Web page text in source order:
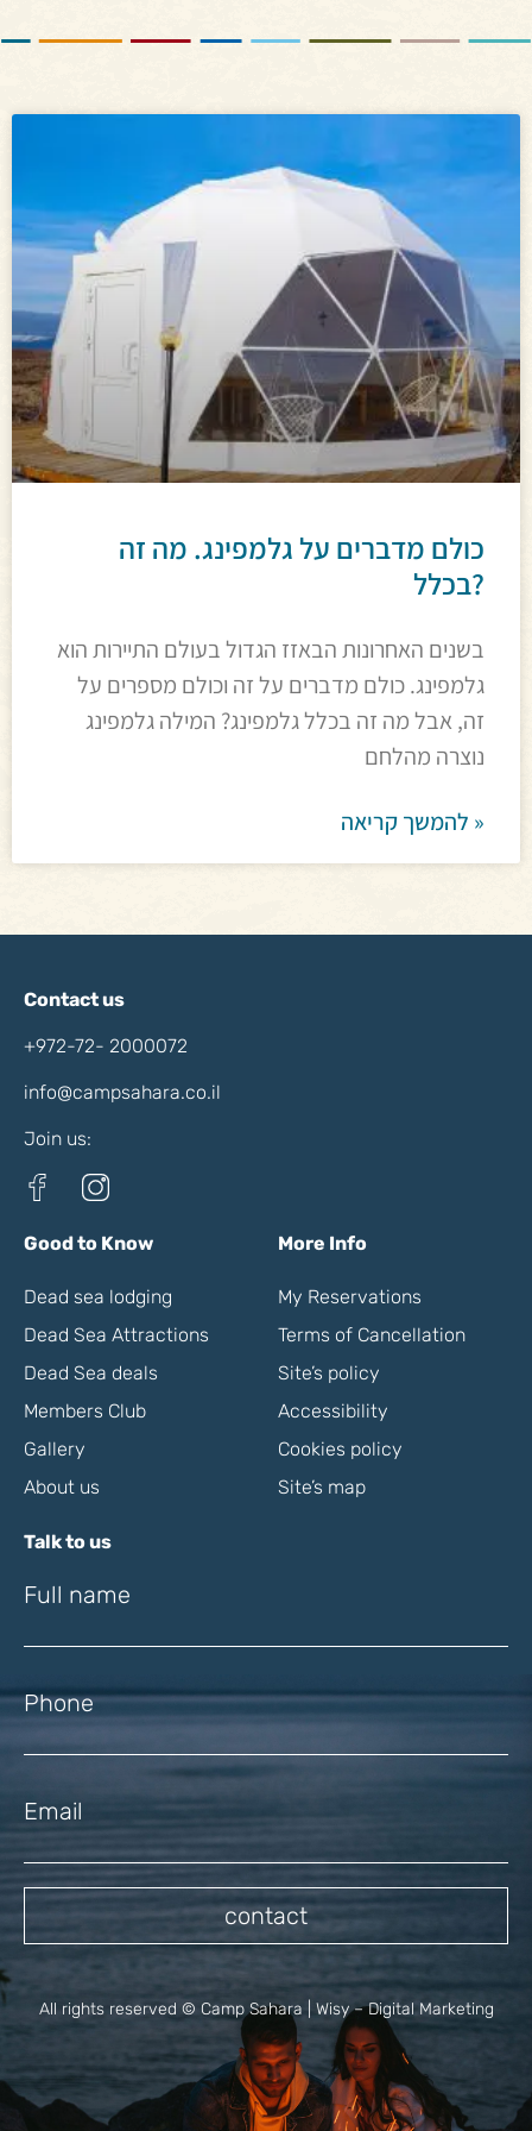
כולם מדברים על גלמפינג. מה זה
בכלל?
בשנים האחרונות הבאזז הגדול בעולם התיירות הוא
גלמפינג. כולם מדברים על זה וכולם מספרים על
זה, אבל מה זה בכלל גלמפינג? המילה גלמפינג
נוצרה מהלחם
להמשך קריאה »
Contact us
+972-72- 2000072
info@campsahara.co.il
Join us:
Good to Know
Dead sea lodging
Dead Sea Attractions
Dead Sea deals
Members Club
Gallery
About us
More Info
My Reservations
Terms of Cancellation
Site’s policy
Accessibility
Cookies policy
Site’s map
Talk to us
name(Required)
Phone (Required)
(Required)
contact
All rights reserved © Camp Sahara | Wisy – Digital Marketing